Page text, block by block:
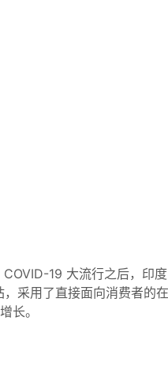
19 大流行之后，印
采用了直接面向消费者的
长。